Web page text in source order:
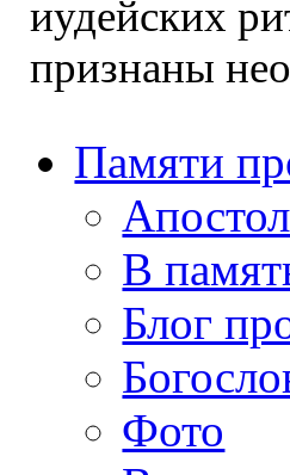
иудейских
признаны
Памяти
В
Блог
Фото